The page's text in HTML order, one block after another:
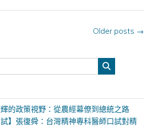
Older posts →
輝的政策視野：從農經幕僚到總統之路
試】張復舜：台灣精神專科醫師口試對精